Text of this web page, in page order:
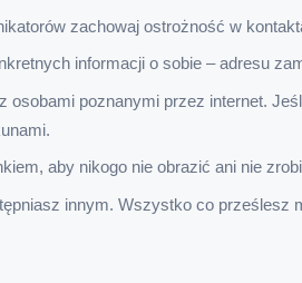
zachowaj ostrożność w
informacji o sobie – adresu
osobami poznanymi przez internet.
aby nikogo nie obrazić ani nie
innym. Wszystko co prześlesz